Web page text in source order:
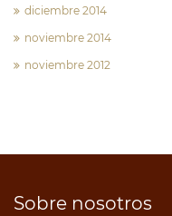
diciembre 2014
noviembre 2014
noviembre 2012
Sobre nosotros